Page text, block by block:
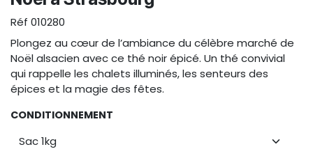
Réf 010280
Plongez au cœur de l’ambiance du célèbre marché de
Noël alsacien avec ce thé noir épicé. Un thé convivial
qui rappelle les chalets illuminés, les senteurs des
épices et la magie des fêtes.
CONDITIONNEMENT